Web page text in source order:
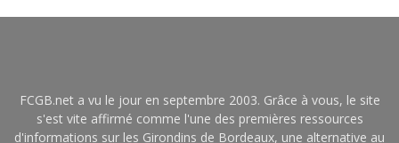
FCGB.net a vu le jour en septembre 2003. Grâce à vous, le site
s'est vite affirmé comme l'une des premières ressources
d'informations sur les Girondins de Bordeaux, une alternative au